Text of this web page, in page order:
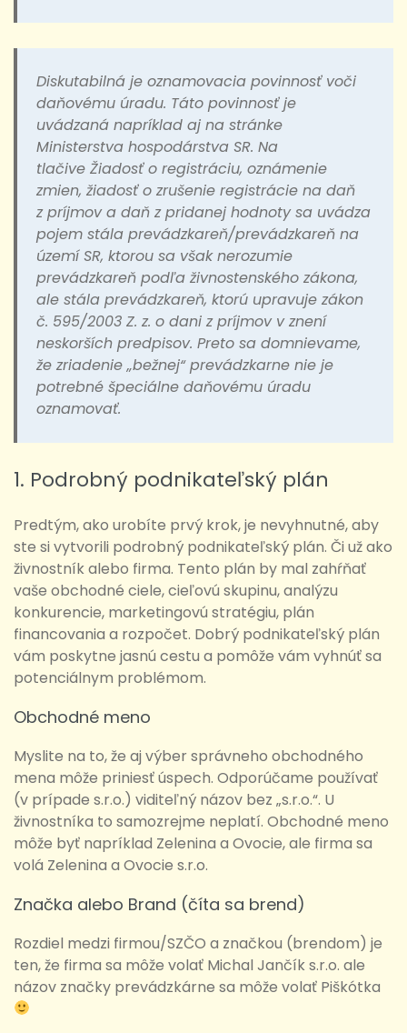
Diskutabilná je oznamovacia povinnosť voči
daňovému úradu. Táto povinnosť je
uvádzaná napríklad aj na stránke
Ministerstva hospodárstva SR. Na
tlačive Žiadosť o registráciu, oznámenie
zmien, žiadosť o zrušenie registrácie na daň
z príjmov a daň z pridanej hodnotysa uvádza
pojem stála prevádzkareň/prevádzkareň na
území SR, ktorou sa však nerozumie
prevádzkareň podľa živnostenského zákona,
ale stála prevádzkareň, ktorú upravuje zákon
č. 595/2003 Z. z. o dani z príjmov v znení
neskorších predpisov. Preto sa domnievame,
že zriadenie „bežnej“ prevádzkarne nie je
potrebné špeciálne daňovému úradu
oznamovať.
1. Podrobný podnikateľský plán
Predtým, ako urobíte prvý krok, je nevyhnutné, aby
ste si vytvorili podrobný podnikateľský plán. Či už ako
živnostník alebo firma. Tento plán by mal zahŕňať
vaše obchodné ciele, cieľovú skupinu, analýzu
konkurencie, marketingovú stratégiu, plán
financovania a rozpočet. Dobrý podnikateľský plán
vám poskytne jasnú cestu a pomôže vám vyhnúť sa
potenciálnym problémom.
Obchodné meno
Myslite na to, že aj výber správneho obchodného
mena môže priniesť úspech. Odporúčame používať
(v prípade s.r.o.) viditeľný názov bez „s.r.o.“. U
živnostníka to samozrejme neplatí. Obchodné meno
môže byť napríklad Zelenina a Ovocie, ale firma sa
volá Zelenina a Ovocie s.r.o.
Značka alebo Brand (číta sa brend)
Rozdiel medzi firmou/SZČO a značkou (brendom) je
ten, že firma sa môže volať Michal Jančík s.r.o. ale
názov značky prevádzkárne sa môže volať Piškótka